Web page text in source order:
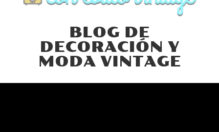
BLOG DE
DECORACIÓN Y
MODA VINTAGE